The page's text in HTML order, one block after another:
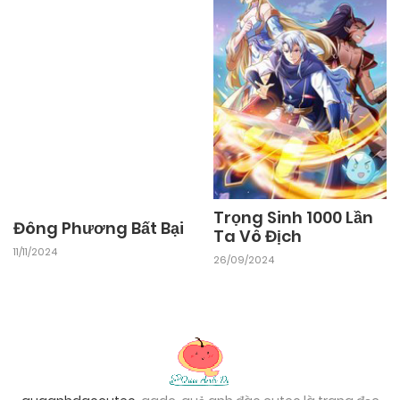
Đông Phương Bất Bại
11/11/2024
Trọng Sinh 1000 Lần
Ta Vô Địch
26/09/2024